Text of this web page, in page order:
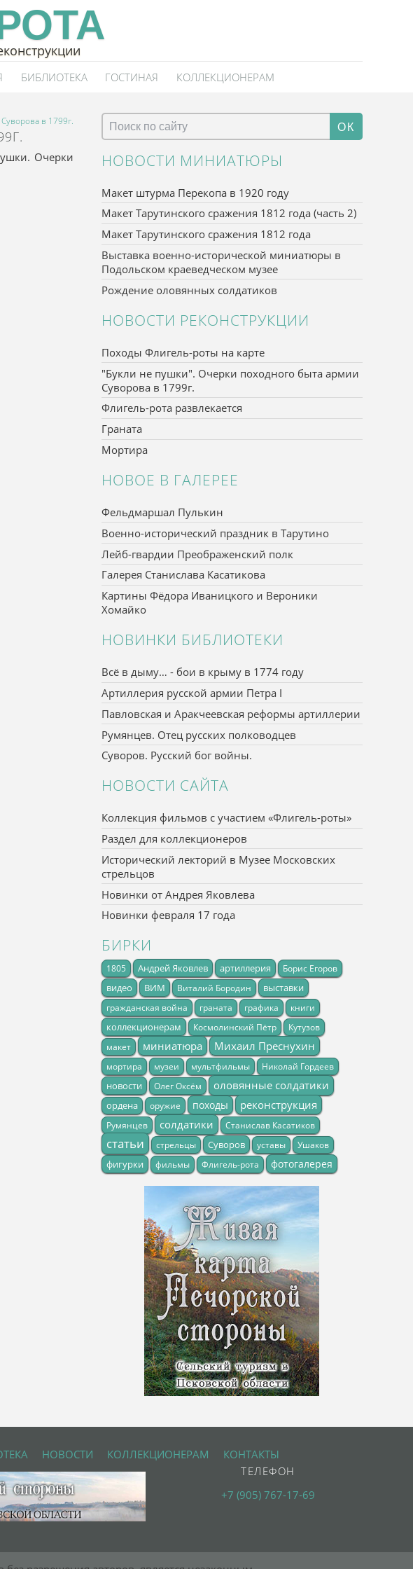
БИБЛИОТЕКА ГОСТИНАЯ КОЛЛЕКЦИОНЕРАМ
в 1799г.
Очерки
ОК
НОВОСТИ МИНИАТЮРЫ
Макет штурма Перекопа в 1920 году
Макет Тарутинского сражения 1812 года (часть 2)
Макет Тарутинского сражения 1812 года
Выставка военно-исторической миниатюры в
Подольском краеведческом музее
Рождение оловянных солдатиков
НОВОСТИ РЕКОНСТРУКЦИИ
Походы Флигель-роты на карте
"Букли не пушки". Очерки походного быта армии
Суворова в 1799г.
Флигель-рота развлекается
Граната
Мортира
НОВОЕ В ГАЛЕРЕЕ
Фельдмаршал Пулькин
Военно-исторический праздник в Тарутино
Лейб-гвардии Преображенский полк
Галерея Станислава Касатикова
Картины Фёдора Иваницкого и Вероники
Хомайко
НОВИНКИ БИБЛИОТЕКИ
Всё в дыму… - бои в крыму в 1774 году
Артиллерия русской армии Петра I
Павловская и Аракчеевская реформы артиллерии
Румянцев. Отец русских полководцев
Суворов. Русский бог войны.
НОВОСТИ САЙТА
Коллекция фильмов с участием «Флигель-роты»
Раздел для коллекционеров
Исторический лекторий в Музее Московских
стрельцов
Новинки от Андрея Яковлева
Новинки февраля 17 года
БИРКИ
1805 Андрей Яковлев артиллерия Борис Егоров
видео ВИМ Виталий Бородин выставки
гражданская война граната графика книги
коллекционерам Космолинский Пётр
Кутузов
макет
миниатюра Михаил Преснухин
мортира музеи мультфильмы Николай Гордеев
новости Олег Оксём оловянные солдатики
ордена оружие походы реконструкция
Румянцев солдатики Станислав Касатиков
статьи стрельцы Суворов уставы Ушаков
фигурки фильмы Флигель-рота фотогалерея
НОВОСТИ КОЛЛЕКЦИОНЕРАМ
КОНТАКТЫ
ТЕЛЕФОН
+7 (905) 767-17-69